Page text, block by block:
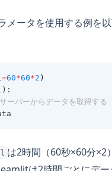
メータを使用する例を
=60*60*2 )
ーバーからデータを取得する
は2時間（60秒×60分×2